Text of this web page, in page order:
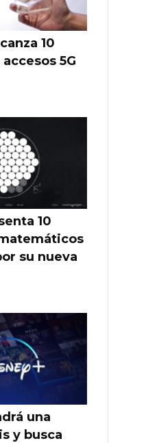
10
5G
10
su nueva
una
y busca